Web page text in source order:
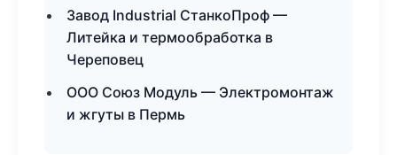
Завод Industrial СтанкоПроф —
Литейка и термообработка в
Череповец
ООО Союз Модуль — Электромонтаж
и жгуты в Пермь